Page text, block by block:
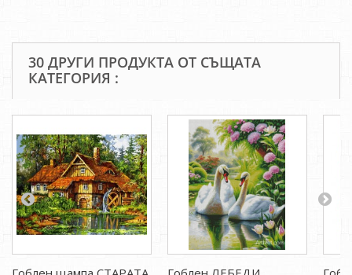
30 ДРУГИ ПРОДУКТА ОТ СЪЩАТА
КАТЕГОРИЯ :